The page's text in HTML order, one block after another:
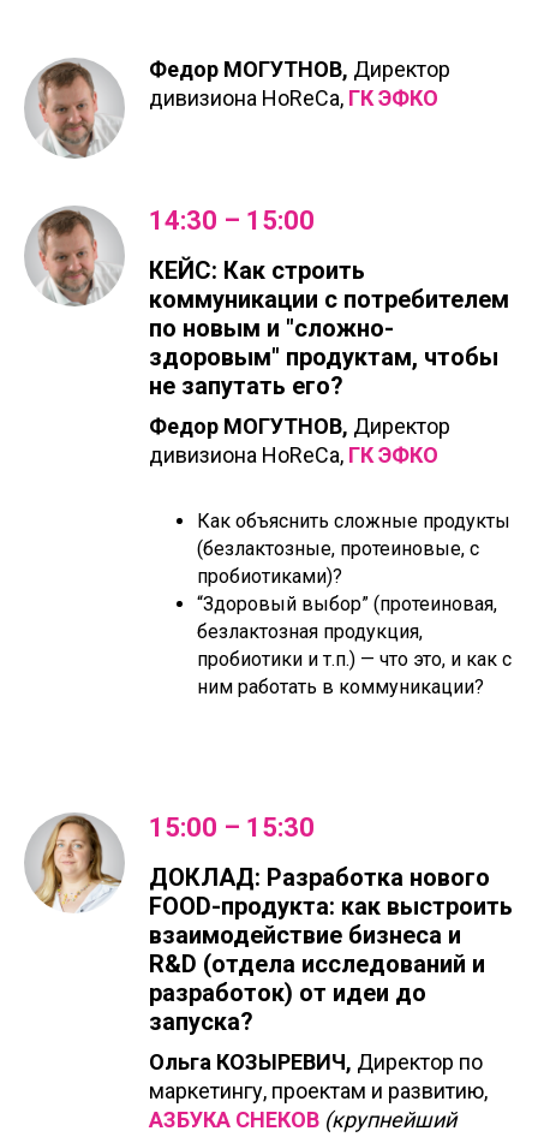
Федор МОГУТНОВ, Директор
дивизиона HoReCa, ГК ЭФКО
14:30 – 15:00
КЕЙС: Как строить
коммуникации с потребителем
по новым и "сложно-
здоровым" продуктам, чтобы
не запутать его?
Федор МОГУТНОВ, Директор
дивизиона HoReCa, ГК ЭФКО
Как объяснить сложные продукты
(безлактозные, протеиновые, с
пробиотиками)?
“Здоровый выбор” (протеиновая,
безлактозная продукция,
пробиотики и т.п.) — что это, и как с
ним работать в коммуникации?
15:00 – 15:30
ДОКЛАД: Разработка нового
FOOD-продукта: как выстроить
взаимодействие бизнеса и
R&D (отдела исследований и
разработок) от идеи до
запуска?
Ольга КОЗЫРЕВИЧ, Директор по
маркетингу, проектам и развитию,
АЗБУКА СНЕКОВ (крупнейший